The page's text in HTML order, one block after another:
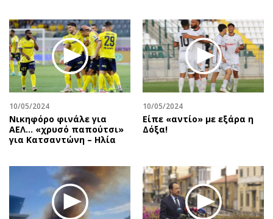
10/05/2024
Νικηφόρο φινάλε για
ΑΕΛ… «χρυσό παπούτσι»
για Κατσαντώνη – Ηλία
10/05/2024
Είπε «αντίο» με εξάρα η
Δόξα!